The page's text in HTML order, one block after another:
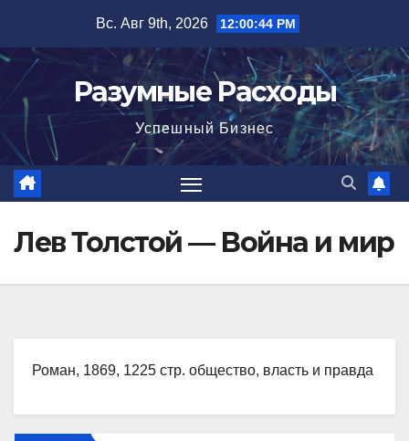
содержимому
Вс. Авг 9th, 2026 12:00:45 PM
Разумные Расходы
Успешный Бизнес
Лев Толстой — Война и мир
Роман, 1869, 1225 стр. общество, власть и правда